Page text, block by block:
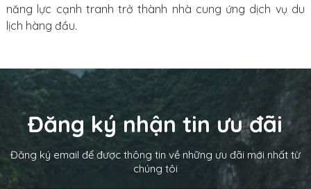
năng lực cạnh tranh trở thành nhà cung ứng dịch vụ du
lịch hàng đầu.
Đăng ký nhận tin ưu đãi
Đăng ký email để được thông tin về những ưu đãi mới nhất từ
chúng tôi